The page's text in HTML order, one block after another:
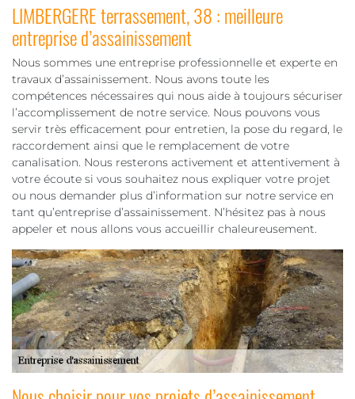
LIMBERGERE terrassement, 38 : meilleure
entreprise d’assainissement
Nous sommes une entreprise professionnelle et experte en
travaux d’assainissement. Nous avons toute les
compétences nécessaires qui nous aide à toujours sécuriser
l’accomplissement de notre service. Nous pouvons vous
servir très efficacement pour entretien, la pose du regard, le
raccordement ainsi que le remplacement de votre
canalisation. Nous resterons activement et attentivement à
votre écoute si vous souhaitez nous expliquer votre projet
ou nous demander plus d’information sur notre service en
tant qu’entreprise d’assainissement. N’hésitez pas à nous
appeler et nous allons vous accueillir chaleureusement.